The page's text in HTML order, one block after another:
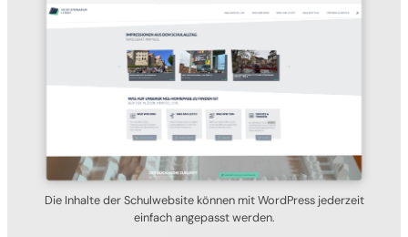
Die Inhalte der Schulwebsite können mit WordPress jederzeit
einfach angepasst werden.